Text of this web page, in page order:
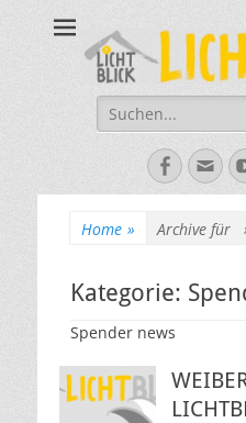
67434 Neustadt an
Suche
nach:
E-
Home » Archive für
Kategorie:
Spender news